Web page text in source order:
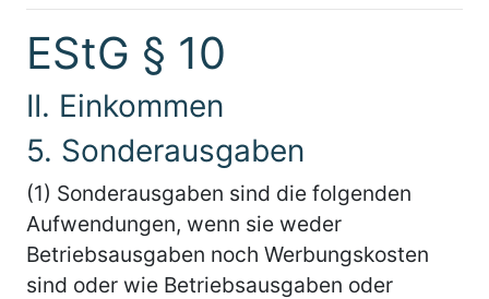
EStG § 10
II. Einkommen
5. Sonderausgaben
(1) Sonderausgaben sind die folgenden
Aufwendungen, wenn sie weder
Betriebsausgaben noch Werbungskosten
sind oder wie Betriebsausgaben oder